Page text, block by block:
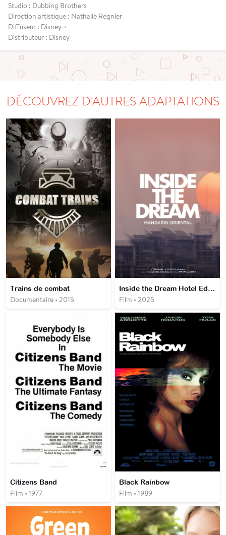
Studio : Dubbing Brothers
Direction artistique : Nathalie Regnier
Diffuseur : Disney +
Distributeur : Disney
DÉCOUVREZ D'AUTRES ADAPTATIONS
Trains de combat
Documentaire • 2015
Inside the Dream Hotel Edition
Film • 2025
Citizens Band
Film • 1977
Black Rainbow
Film • 1989